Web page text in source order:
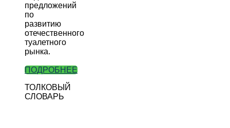
предложений
по
развитию
отечественного
туалетного
рынка.
ПОДРОБНЕЕ
ТОЛКОВЫЙ
СЛОВАРЬ